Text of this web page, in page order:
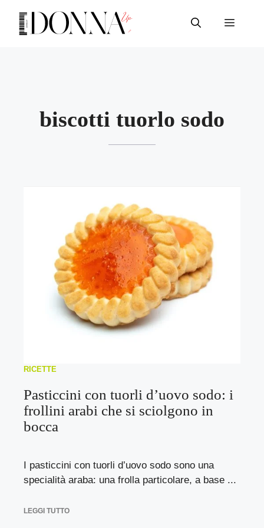
contenuto
Menu
biscotti tuorlo sodo
RICETTE
Pasticcini con tuorli d’uovo sodo: i
frollini arabi che si sciolgono in
bocca
I pasticcini con tuorli d’uovo sodo sono una
specialità araba: una frolla particolare, a base ...
LEGGI TUTTO